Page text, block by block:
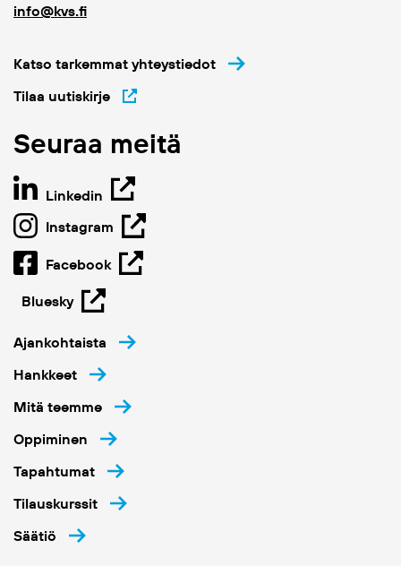
info@kvs.fi
Katso tarkemmat yhteystiedot
Tilaa uutiskirje
Seuraa meitä
Linkedin
Instagram
Facebook
Bluesky
Ajankohtaista
Hankkeet
Mitä teemme
Oppiminen
Tapahtumat
Tilauskurssit
Säätiö